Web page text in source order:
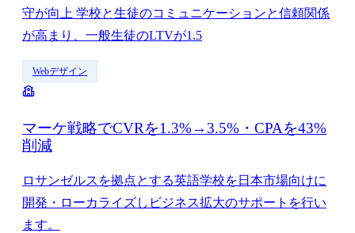
守が向上 学校と生徒のコミュニケーションと信頼関係
が高まり、一般生徒のLTVが1.5
Webデザイン
マーケ戦略でCVRを1.3%→3.5%・CPAを43%
削減
ロサンゼルスを拠点とする英語学校を日本市場向けに
開発・ローカライズしビジネス拡大のサポートを行い
ます。